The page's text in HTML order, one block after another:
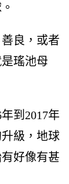
良，或者
瑤池母
到2017年
級，地球
好像有甚